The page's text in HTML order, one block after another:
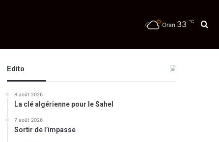
Oran 33 ℃
Edito
8 août 2026
La clé algérienne pour le Sahel
7 août 2026
Sortir de l’impasse